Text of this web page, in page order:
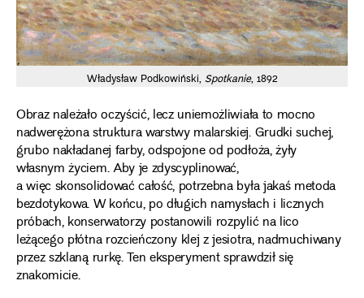
Władysław Podkowiński, Spotkanie, 1892
Obraz należało oczyścić, lecz uniemożliwiała to mocno
nadwerężona struktura warstwy malarskiej. Grudki suchej,
grubo nakładanej farby, odspojone od podłoża, żyły
własnym życiem. Aby je zdyscyplinować,
a więc skonsolidować całość, potrzebna była jakaś metoda
bezdotykowa. W końcu, po długich namysłach i licznych
próbach, konserwatorzy postanowili rozpylić na lico
leżącego płótna rozcieńczony klej z jesiotra, nadmuchiwany
przez szklaną rurkę. Ten eksperyment sprawdził się
znakomicie.